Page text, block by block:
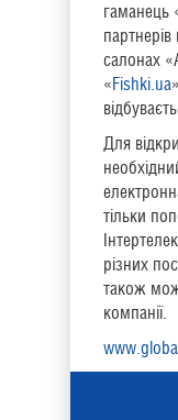
гаманець
салонах
«Fishki.ua
Для
тільки
різних
також
компанії.
www.